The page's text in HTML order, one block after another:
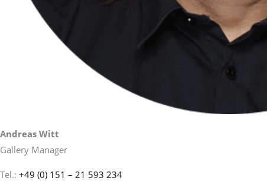
Andreas Witt
Gallery Manager
Tel.: +49 (0) 151 – 21 593 234